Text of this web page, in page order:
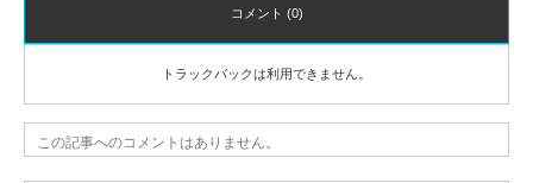
コメント (0)
トラックバックは利用できません。
この記事へのコメントはありません。